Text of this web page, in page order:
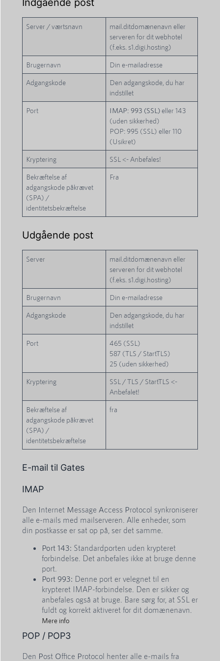
Indgående post
Server / værtsnavn
mail.ditdomænenavn eller
serveren for dit webhotel
(f.eks. s1.digi.hosting)
Brugernavn Din e-mailadresse
Adgangskode
Den adgangskode, du har
indstillet
Port IMAP: 993 (SSL)eller 143
(uden sikkerhed)
POP: 995 (SSL) eller 110
(Usikret)
Kryptering SSL <- Anbefales!
Bekræftelse af
adgangskode påkrævet
(SPA) /
identitetsbekræftelse
Fra
Udgående post
Server
mail.ditdomænenavn eller
serveren for dit webhotel
(f.eks. s1.digi.hosting)
Brugernavn Din e-mailadresse
Adgangskode
Den adgangskode, du har
indstillet
Port
465 (SSL)
587 (TLS / StartTLS)
25 (uden sikkerhed)
Kryptering
SSL / TLS / StartTLS <-
Anbefalet!
Bekræftelse af
adgangskode påkrævet
(SPA) /
identitetsbekræftelse
fra
E-mail til Gates
IMAP
Den Internet Message Access Protocol synkroniserer
alle e-mails med mailserveren. Alle enheder, som
din postkasse er sat op på, ser det samme.
Port 143: Standardporten uden krypteret
forbindelse. Det anbefales ikke at bruge denne
port.
Port 993: Denne port er velegnet til en
krypteret IMAP-forbindelse. Den er sikker og
anbefales også at bruge. Bare sørg for, at SSL er
fuldt og korrekt aktiveret for dit domænenavn.
Mere info
POP / POP3
Den Post Office Protocol henter alle e-mails fra